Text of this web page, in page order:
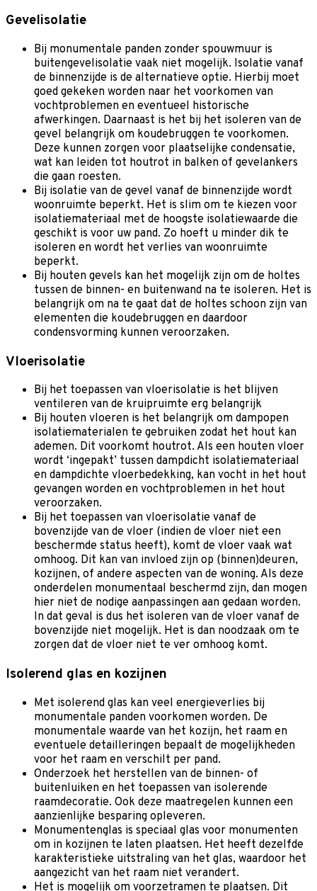
Gevelisolatie
Bij monumentale panden zonder spouwmuur is
buitengevelisolatie vaak niet mogelijk. Isolatie vanaf
de binnenzijde is de alternatieve optie. Hierbij moet
goed gekeken worden naar het voorkomen van
vochtproblemen en eventueel historische
afwerkingen. Daarnaast is het bij het isoleren van de
gevel belangrijk om koudebruggen te voorkomen.
Deze kunnen zorgen voor plaatselijke condensatie,
wat kan leiden tot houtrot in balken of gevelankers
die gaan roesten.
Bij isolatie van de gevel vanaf de binnenzijde wordt
woonruimte beperkt. Het is slim om te kiezen voor
isolatiemateriaal met de hoogste isolatiewaarde die
geschikt is voor uw pand. Zo hoeft u minder dik te
isoleren en wordt het verlies van woonruimte
beperkt.
Bij houten gevels kan het mogelijk zijn om de holtes
tussen de binnen- en buitenwand na te isoleren. Het is
belangrijk om na te gaat dat de holtes schoon zijn van
elementen die koudebruggen en daardoor
condensvorming kunnen veroorzaken.
Vloerisolatie
Bij het toepassen van vloerisolatie is het blijven
ventileren van de kruipruimte erg belangrijk
Bij houten vloeren is het belangrijk om dampopen
isolatiematerialen te gebruiken zodat het hout kan
ademen. Dit voorkomt houtrot. Als een houten vloer
wordt ‘ingepakt’ tussen dampdicht isolatiemateriaal
en dampdichte vloerbedekking, kan vocht in het hout
gevangen worden en vochtproblemen in het hout
veroorzaken.
Bij het toepassen van vloerisolatie vanaf de
bovenzijde van de vloer (indien de vloer niet een
beschermde status heeft), komt de vloer vaak wat
omhoog. Dit kan van invloed zijn op (binnen)deuren,
kozijnen, of andere aspecten van de woning. Als deze
onderdelen monumentaal beschermd zijn, dan mogen
hier niet de nodige aanpassingen aan gedaan worden.
In dat geval is dus het isoleren van de vloer vanaf de
bovenzijde niet mogelijk. Het is dan noodzaak om te
zorgen dat de vloer niet te ver omhoog komt.
Isolerend glas en kozijnen
Met isolerend glas kan veel energieverlies bij
monumentale panden voorkomen worden. De
monumentale waarde van het kozijn, het raam en
eventuele detailleringen bepaalt de mogelijkheden
voor het raam en verschilt per pand.
Onderzoek het herstellen van de binnen- of
buitenluiken en het toepassen van isolerende
raamdecoratie. Ook deze maatregelen kunnen een
aanzienlijke besparing opleveren.
Monumentenglas is speciaal glas voor monumenten
om in kozijnen te laten plaatsen. Het heeft dezelfde
karakteristieke uitstraling van het glas, waardoor het
aangezicht van het raam niet verandert.
Het is mogelijk om voorzetramen te plaatsen. Dit